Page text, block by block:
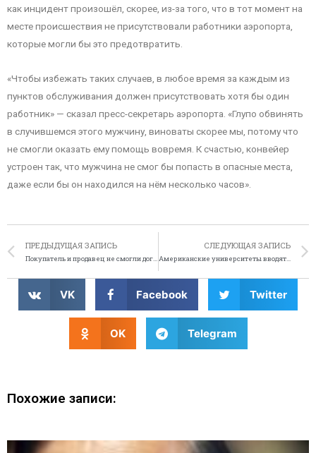
как инцидент произошёл, скорее, из-за того, что в тот момент на
месте происшествия не присутствовали работники аэропорта,
которые могли бы это предотвратить.
«Чтобы избежать таких случаев, в любое время за каждым из
пунктов обслуживания должен присутствовать хотя бы один
работник» — сказал пресс-секретарь аэропорта. «Глупо обвинять
в случившемся этого мужчину, виноваты скорее мы, потому что
не смогли оказать ему помощь вовремя. К счастью, конвейер
устроен так, что мужчина не смог бы попасть в опасные места,
даже если бы он находился на нём несколько часов».
ПРЕДЫДУЩАЯ ЗАПИСЬ
Покупатель и продавец не смогли договориться
СЛЕДУЮЩАЯ ЗАПИСЬ
Американские университеты вводят курсы по изучению зомби
VK Facebook Twitter
OK Telegram
Похожие записи: